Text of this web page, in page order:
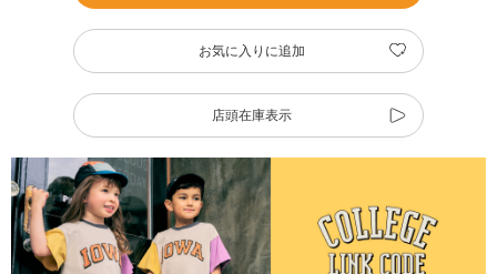
お気に入りに追加
店頭在庫表示